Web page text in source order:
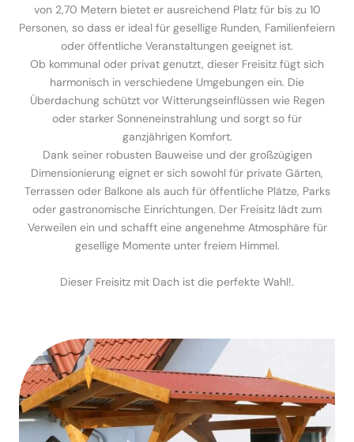
von 2,70 Metern bietet er ausreichend Platz für bis zu 10
Personen, so dass er ideal für gesellige Runden, Familienfeiern
oder öffentliche Veranstaltungen geeignet ist.
Ob kommunal oder privat genutzt, dieser Freisitz fügt sich
harmonisch in verschiedene Umgebungen ein. Die
Überdachung schützt vor Witterungseinflüssen wie Regen
oder starker Sonneneinstrahlung und sorgt so für
ganzjährigen Komfort.
Dank seiner robusten Bauweise und der großzügigen
Dimensionierung eignet er sich sowohl für private Gärten,
Terrassen oder Balkone als auch für öffentliche Plätze, Parks
oder gastronomische Einrichtungen. Der Freisitz lädt zum
Verweilen ein und schafft eine angenehme Atmosphäre für
gesellige Momente unter freiem Himmel.
Dieser Freisitz mit Dach ist die perfekte Wahl!.